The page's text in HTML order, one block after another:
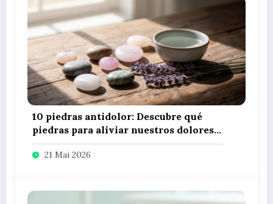
10 piedras antidolor: Descubre qué
piedras para aliviar nuestros dolores
utilizando litoterapia
21 Mai 2026